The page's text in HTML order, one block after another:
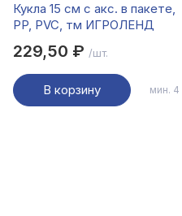
Кукла 15 см с акс. в пакете,
PP, PVC, тм ИГРОЛЕНД
229,50 ₽ /шт.
В корзину мин. 4